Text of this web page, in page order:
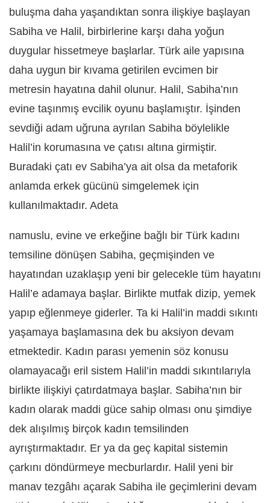
buluşma daha yaşandıktan sonra ilişkiye başlayan
Sabiha ve Halil, birbirlerine karşı daha yoğun
duygular hissetmeye başlarlar. Türk aile yapısına
daha uygun bir kıvama getirilen evcimen bir
metresin hayatına dahil olunur. Halil, Sabiha’nın
evine taşınmış evcilik oyunu başlamıştır. İşinden
sevdiği adam uğruna ayrılan Sabiha böylelikle
Halil’in korumasına ve çatısı altına girmiştir.
Buradaki çatı ev Sabiha’ya ait olsa da metaforik
anlamda erkek gücünü simgelemek için
kullanılmaktadır. Adeta
namuslu, evine ve erkeğine bağlı bir Türk kadını
temsiline dönüşen Sabiha, geçmişinden ve
hayatından uzaklaşıp yeni bir gelecekle tüm hayatını
Halil’e adamaya başlar. Birlikte mutfak dizip, yemek
yapıp eğlenmeye giderler. Ta ki Halil’in maddi sıkıntı
yaşamaya başlamasına dek bu aksiyon devam
etmektedir. Kadın parası yemenin söz konusu
olamayacağı eril sistem Halil’in maddi sıkıntılarıyla
birlikte ilişkiyi çatırdatmaya başlar. Sabiha’nın bir
kadın olarak maddi güce sahip olması onu şimdiye
dek alışılmış birçok kadın temsilinden
ayrıştırmaktadır. Er ya da geç kapital sistemin
çarkını döndürmeye mecburlardır. Halil yeni bir
manav tezgâhı açarak Sabiha ile geçimlerini devam